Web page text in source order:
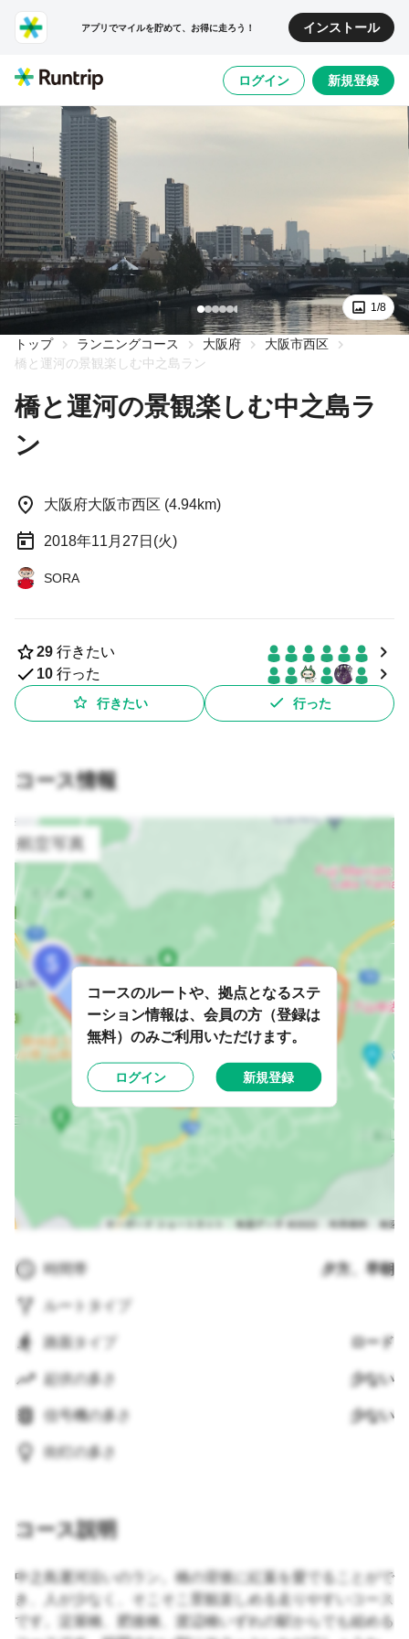
アプリでマイルを貯めて、お得に走ろう！ インストール
ログイン 新規登録
1/8
トップ ランニングコース 大阪府
大阪市西区
橋と運河の景観楽しむ中之島ラン
橋と運河の景観楽しむ中之島ラ
ン
大阪府大阪市西区 (4.94km)
2018年11月27日(火)
SORA
29 行きたい
10 行った
行きたい 行った
コース情報
時間帯 夕方、早朝
ルートタイプ
路面タイプ ロード
起伏の多さ 少ない
信号機の多さ 少ない
街灯の多さ
コース説明
中之島運河沿いのラン。橋の背後に紅葉を愛でることがで
き、人が少なく、そこそこ景観楽しめる走りやすいコース
です。淀屋橋、肥後橋、渡辺橋いずれの駅からでも組める
コースのルートや、拠点となるステ
ーション情報は、会員の方（登録は
無料）のみご利用いただけます。
ログイン 新規登録